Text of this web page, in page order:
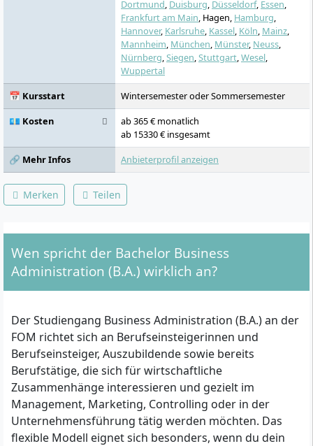
Makroökonomie & Wirtschaftspolitik,
Unternehmensethik, Wissenschaftliche
Methoden – Quantitative Datenanalyse,
Finanzmanagement, Risikomanagement,
Marketingmanagement,
Verhandlungstechniken,
Wirtschaftsenglisch, Operatives Controlling,
Unternehmensorganisation /
Personalmanagement, Trendforschung &
Innovation, Projektmanagement & IT-
Grundlagen, Wissenschaftliche Methoden –
Qualitativ, Sanierungsmanagement,
Bachelorarbeit / Kolloquium
Dortmund, Duisburg, Düsseldorf, Essen,
Frankfurt am Main, Hagen, Hamburg,
Hannover, Karlsruhe, Kassel, Köln, Mainz,
Mannheim, München, Münster, Neuss,
Nürnberg,Siegen,Stuttgart,Wesel,
Wuppertal
📅 Kursstart
Wintersemester oder Sommersemester
💶 Kosten
ab 365 € monatlich
ab 15330 € insgesamt
🔗 Mehr Infos
Anbieterprofil anzeigen
Merken Teilen
Wen spricht der Bachelor Business
Administration (B.A.) wirklich an?
Der Studiengang Business Administration (B.A.) an der
FOM richtet sich an Berufseinsteigerinnen und
Berufseinsteiger, Auszubildende sowie bereits
Berufstätige, die sich für wirtschaftliche
Zusammenhänge interessieren und gezielt im
Management, Marketing, Controlling oder in der
Unternehmensführung tätig werden möchten. Das
flexible Modell eignet sich besonders, wenn du dein